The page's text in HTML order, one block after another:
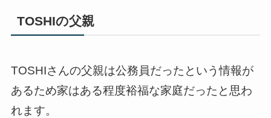
TOSHIの父親
TOSHIさんの父親は公務員だったという情報が
あるため家はある程度裕福な家庭だったと思わ
れます。